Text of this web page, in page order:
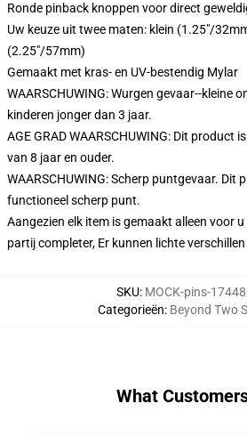
Ronde pinback knoppen voor direct
Uw keuze uit twee maten: klein (1.25"/
(2.25"/57mm)
Gemaakt met kras- en UV-bestendig Mylar
WAARSCHUWING: Wurgen gevaar--kleine
kinderen jonger dan 3 jaar.
AGE GRAD WAARSCHUWING: Dit product
van 8 jaar en ouder.
WAARSCHUWING: Scherp puntgevaar. Dit
functioneel scherp punt.
Aangezien elk item is gemaakt alleen voor
partij completer, Er kunnen lichte
SKU: MOCK-pins-
Categorieën: Beyond Two
What